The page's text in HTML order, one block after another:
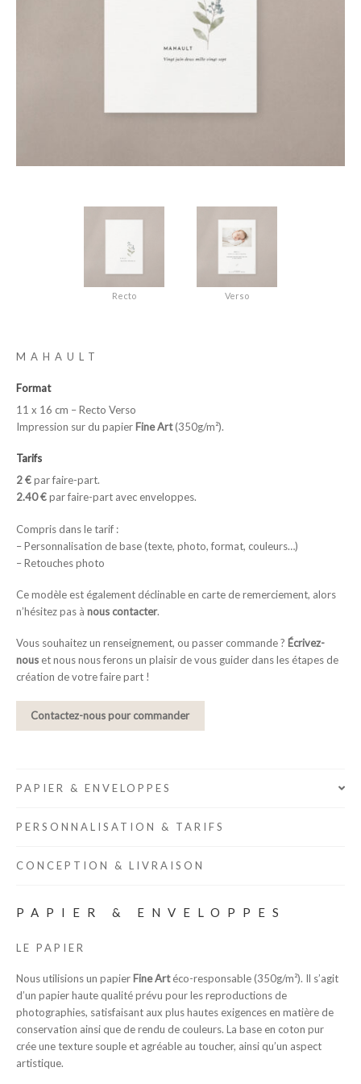
Recto Verso
MAHAULT
Format
11 x 16 cm – Recto Verso
Impression sur du papier Fine Art(350g/m²).
Tarifs
2 €par faire-part.
2.40 €par faire-part avec enveloppes.
Compris dans le tarif :
– Personnalisation de base (texte, photo, format, couleurs…)
– Retouches photo
Ce modèle est également déclinable en carte de remerciement, alors
n’hésitez pas à nous contacter.
Vous souhaitez un renseignement, ou passer commande ? Écrivez-
nous et nous nous ferons un plaisir de vous guider dans les étapes de
création de votre faire part !
Contactez-nous pour commander
PAPIER & ENVELOPPES
PERSONNALISATION & TARIFS
CONCEPTION & LIVRAISON
PAPIER & ENVELOPPES
LE PAPIER
Nous utilisions un papier Fine Artéco-responsable (350g/m²). Il s’agit
d’un papier haute qualité prévu pour les reproductions de
photographies, satisfaisant aux plus hautes exigences en matière de
conservation ainsi que de rendu de couleurs. La base en coton pur
crée une texture souple et agréable au toucher, ainsi qu’un aspect
artistique.